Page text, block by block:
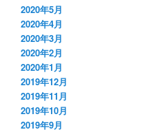
2020年5月
2020年4月
2020年3月
2020年2月
2020年1月
2019年12月
2019年11月
2019年10月
2019年9月